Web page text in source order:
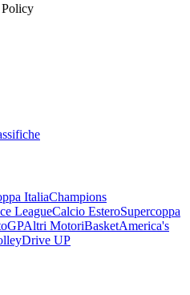
ItaliaChampions
LeagueCalcio EsteroSupercoppa
Altri MotoriBasketAmerica's
Drive UP